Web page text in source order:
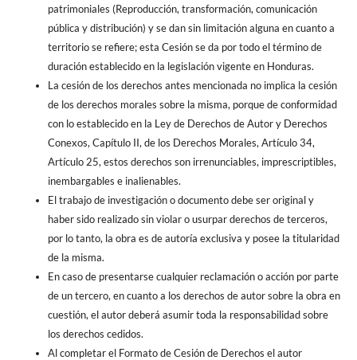
patrimoniales (Reproducción, transformación, comunicación
pública y distribución) y se dan sin limitación alguna en cuanto a
territorio se refiere; esta Cesión se da por todo el término de
duración establecido en la legislación vigente en Honduras.
La cesión de los derechos antes mencionada no implica la cesión
de los derechos morales sobre la misma, porque de conformidad
con lo establecido en la Ley de Derechos de Autor y Derechos
Conexos, Capítulo II, de los Derechos Morales, Artículo 34,
Artículo 25, estos derechos son irrenunciables, imprescriptibles,
inembargables e inalienables.
El trabajo de investigación o documento debe ser original y
haber sido realizado sin violar o usurpar derechos de terceros,
por lo tanto, la obra es de autoría exclusiva y posee la titularidad
de la misma.
En caso de presentarse cualquier reclamación o acción por parte
de un tercero, en cuanto a los derechos de autor sobre la obra en
cuestión, el autor deberá asumir toda la responsabilidad sobre
los derechos cedidos.
Al completar el Formato de Cesión de Derechos el autor